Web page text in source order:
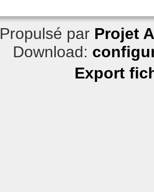
Propulsé par Projet
Download:
Export